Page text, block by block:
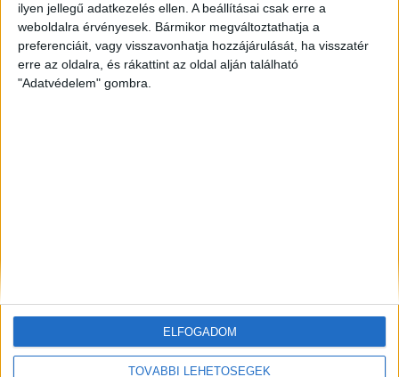
ilyen jellegű adatkezelés ellen. A beállításai csak erre a
weboldalra érvényesek. Bármikor megváltoztathatja a
preferenciáit, vagy visszavonhatja hozzájárulását, ha visszatér
erre az oldalra, és rákattint az oldal alján található
"Adatvédelem" gombra.
TOVÁBBI LEHETŐSÉGEK
ELFOGADOM
ZÖLDINFÓ 20 óra telt el a létrehozás óta
Vízszolgáltatókat támadtak hackerek az Egyesült
Államokban
ZÖLDINFÓ 21 óra telt el a létrehozás óta